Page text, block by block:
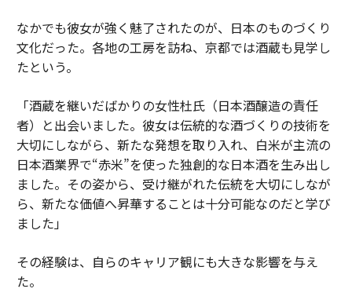
なかでも彼女が強く魅了されたのが、日本のものづくり
文化だった。各地の工房を訪ね、京都では酒蔵も見学し
たという。
「酒蔵を継いだばかりの女性杜氏（日本酒醸造の責任
者）と出会いました。彼女は伝統的な酒づくりの技術を
大切にしながら、新たな発想を取り入れ、白米が主流の
日本酒業界で“赤米”を使った独創的な日本酒を生み出し
ました。その姿から、受け継がれた伝統を大切にしなが
ら、新たな価値へ昇華することは十分可能なのだと学び
ました」
その経験は、自らのキャリア観にも大きな影響を与え
た。